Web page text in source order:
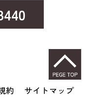
約 サイトマップ